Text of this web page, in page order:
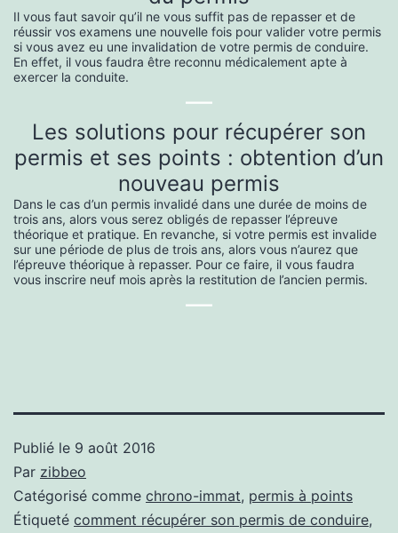
Il vous faut savoir qu’il ne vous suffit pas de repasser et de
réussir vos examens une nouvelle fois pour valider votre permis
si vous avez eu une invalidation de votre permis de conduire.
En effet, il vous faudra être reconnu médicalement apte à
exercer la conduite.
—
Les solutions pour récupérer son
permis et ses points : obtention d’un
nouveau permis
Dans le cas d’un permis invalidé dans une durée de moins de
trois ans, alors vous serez obligés de repasser l’épreuve
théorique et pratique. En revanche, si votre permis est invalide
sur une période de plus de trois ans, alors vous n’aurez que
l’épreuve théorique à repasser. Pour ce faire, il vous faudra
vous inscrire neuf mois après la restitution de l’ancien permis.
—
Publié le 9 août 2016
Par zibbeo
Catégorisé comme chrono-immat, permis à points
Étiqueté comment récupérer son permis de conduire,